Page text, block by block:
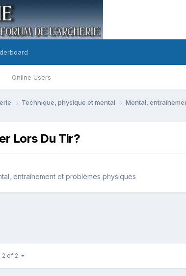
Online Users
Technique, physique et mental Mental,
Lors Du Tir?
entraînement et problèmes physiques
2 of 2